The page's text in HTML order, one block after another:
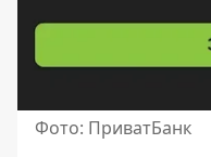
Фото: ПриватБанк